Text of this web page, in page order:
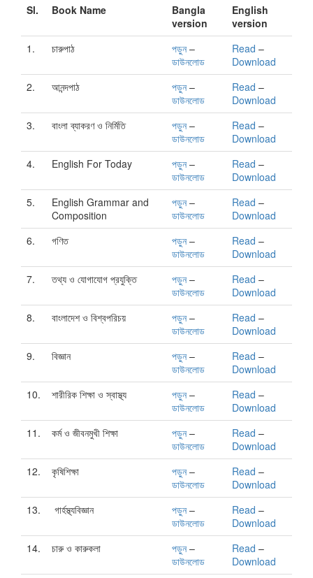
Sl. Book Name
Bangla
version
English
version
1.
চারুপাঠ পড়ুন–
ডাউনলোড
Read –
Download
2.
আনন্দপাঠ পড়ুন–
ডাউনলোড
Read –
Download
3.
বাংলা ব্যাকরণ ও নির্মিতি পড়ুন–
ডাউনলোড
Read –
Download
4.
English For Today পড়ুন–
ডাউনলোড
Read –
Download
5.
English Grammar and
Composition
পড়ুন–
ডাউনলোড
Read –
Download
6.
গণিত পড়ুন–
ডাউনলোড
Read –
Download
7.
তথ্য ও যোগাযোগ প্রযুক্তি পড়ুন–
ডাউনলোড
Read –
Download
8.
বাংলাদেশ ও বিশ্বপরিচয় পড়ুন–
ডাউনলোড
Read –
Download
9.
বিজ্ঞান পড়ুন–
ডাউনলোড
Read –
Download
10.
শারীরিক শিক্ষা ও স্বাস্থ্য পড়ুন–
ডাউনলোড
Read –
Download
11.
কর্ম ও জীবনমুখী শিক্ষা পড়ুন–
ডাউনলোড
Read –
Download
12.
কৃষিশিক্ষা পড়ুন–
ডাউনলোড
Read –
Download
13.
গার্হস্থ্যবিজ্ঞান পড়ুন–
ডাউনলোড
Read –
Download
14.
চারু ও কারুকলা পড়ুন–
ডাউনলোড
Read –
Download